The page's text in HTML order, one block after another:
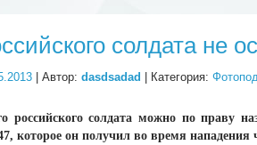
солдата не
| Автор:dasdsadad | Категория:
российского солдата можно по праву
которое он получил во время нападения